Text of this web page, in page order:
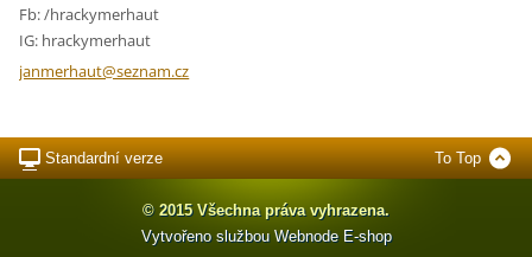
Fb: /hrackymerhaut
IG: hrackymerhaut
janmerhaut@seznam.cz
Standardní verze To Top
© 2015 Všechna práva vyhrazena.
Vytvořeno službou WebnodeE-shop